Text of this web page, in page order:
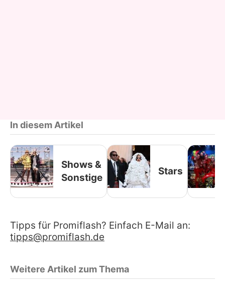
In diesem Artikel
Shows &
Sonstige
Stars
Tipps für Promiflash? Einfach E-Mail an:
tipps@promiflash.de
Weitere Artikel zum Thema